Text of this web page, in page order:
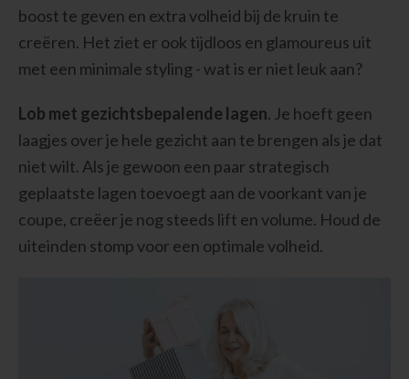
boost te geven en extra volheid bij de kruin te
creëren. Het ziet er ook tijdloos en glamoureus uit
met een minimale styling - wat is er niet leuk aan?
Lob met gezichtsbepalende lagen. Je hoeft geen
laagjes over je hele gezicht aan te brengen als je dat
niet wilt. Als je gewoon een paar strategisch
geplaatste lagen toevoegt aan de voorkant van je
coupe, creëer je nog steeds lift en volume. Houd de
uiteinden stomp voor een optimale volheid.